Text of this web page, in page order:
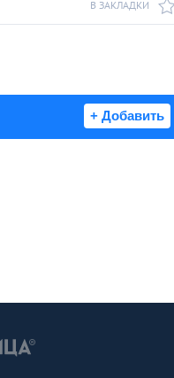
В ЗАКЛАДКИ
+ Добавить